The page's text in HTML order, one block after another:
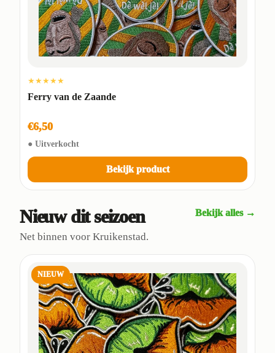
★★★★★
Ferry van de Zaande
€6,50
● Uitverkocht
Bekijk product
Nieuw dit seizoen
Net binnen voor Kruikenstad.
Bekijk alles →
NIEUW